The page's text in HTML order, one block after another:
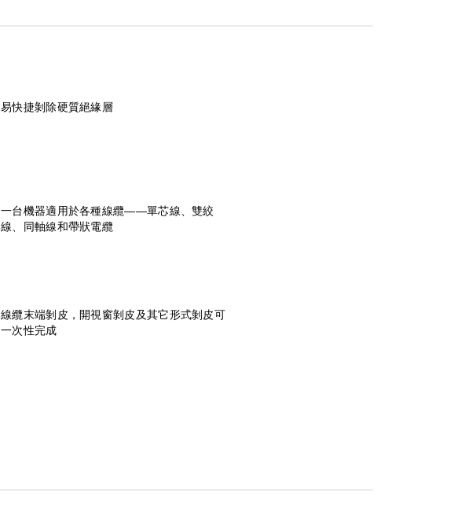
易快捷剝除硬質絕緣層
一台機器適用於各種線纜——單芯線、雙絞
線、同軸線和帶狀電纜
線纜末端剝皮，開視窗剝皮及其它形式剝皮可
一次性完成